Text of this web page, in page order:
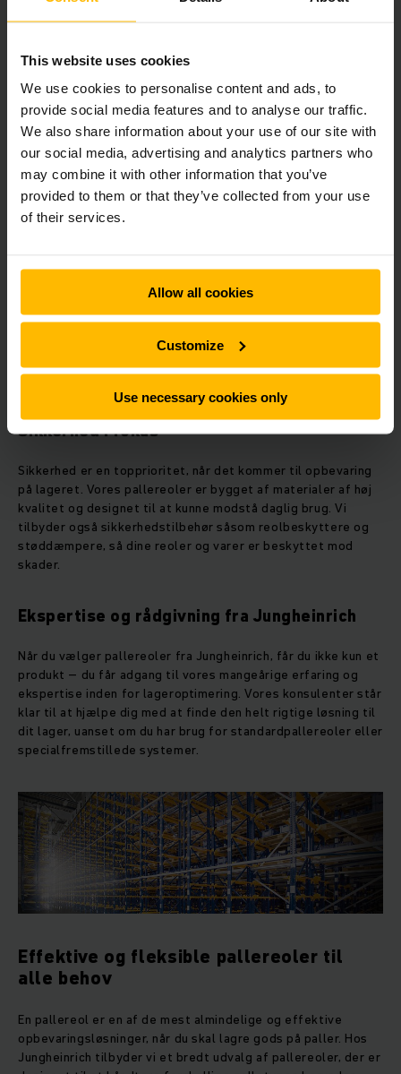
This website uses cookies
We use cookies to personalise content and ads, to
provide social media features and to analyse our traffic.
We also share information about your use of our site with
our social media, advertising and analytics partners who
may combine it with other information that you’ve
provided to them or that they’ve collected from your use
of their services.
Allow all cookies
Customize
Use necessary cookies only
Bresser nyder godt af en vellykket modernisering af
centrallageret over hele linjen.
SE MERE
Skalérbar og fleksibel opbevaring
En af de største fordele ved vores pallereoler er deres
fleksibilitet. Systemerne kan nemt udvides eller ændres,
optimere din opbevaring i takt med, at din virksomhed
vokser. Desuden tilbyder vi løsninger, der kan integreres
med automatiserede lagerstyringssystemer, hvilket gør
lagerhåndteringen endnu mere effektiv.
Sikkerhed i fokus
Sikkerhed er en topprioritet, når det kommer til opbevaring
på lageret. Vores pallereoler er bygget af materialer af høj
kvalitet og designet til at kunne modstå daglig brug. Vi
tilbyder også sikkerhedstilbehør såsom reolbeskyttere og
støddæmpere, så dine reoler og varer er beskyttet mod
skader.
Ekspertise og rådgivning fra Jungheinrich
Når du vælger pallereoler fra Jungheinrich, får du ikke kun et
produkt – du får adgang til vores mangeårige erfaring og
ekspertise inden for lageroptimering. Vores konsulenter står
klar til at hjælpe dig med at finde den helt rigtige løsning til
dit lager, uanset om du har brug for standardpallereoler eller
specialfremstillede systemer.
Effektive og fleksible pallereoler til
alle behov
En pallereol er en af de mest almindelige og effektive
opbevaringsløsninger, når du skal lagre gods på paller. Hos
Jungheinrich tilbyder vi et bredt udvalg af pallereoler, der er